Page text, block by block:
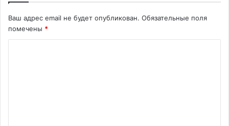
Ваш адрес email не будет опубликован. Обязательные поля
помечены *